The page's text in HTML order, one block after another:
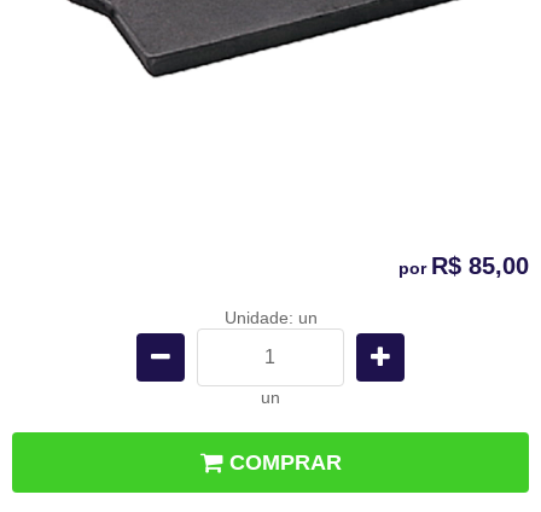
por R$ 85,00
Unidade: un
un
COMPRAR